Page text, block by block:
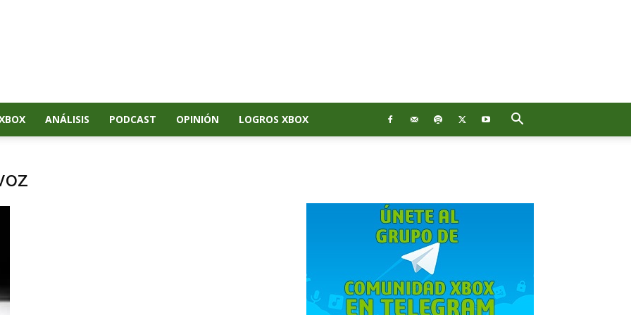
ANÁLISIS PODCAST OPINIÓN LOGROS XBOX